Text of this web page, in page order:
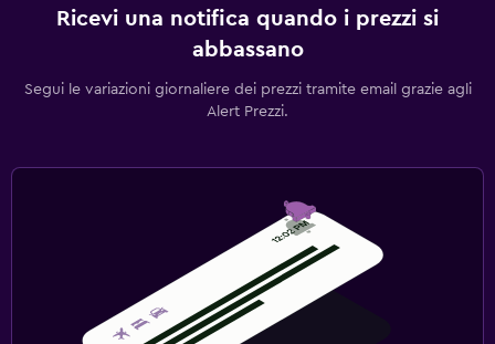
Ricevi una notifica quando i prezzi si
abbassano
Segui le variazioni giornaliere dei prezzi tramite email grazie agli
Alert Prezzi.